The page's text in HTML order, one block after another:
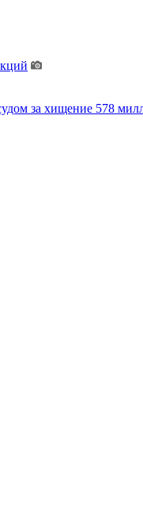
за хищение 578